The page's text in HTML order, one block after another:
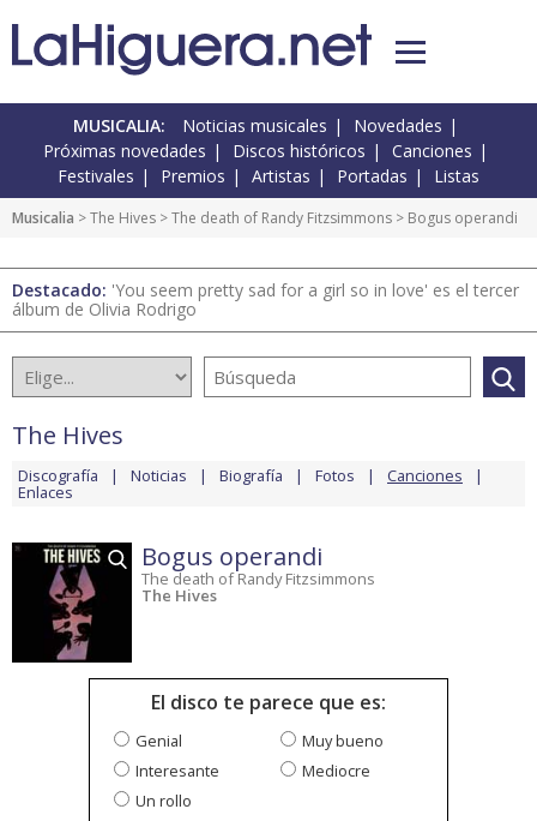
MUSICALIA: Noticias musicales
Novedades
Próximas novedades
Discos históricos
Canciones
Festivales
Premios Artistas Portadas Listas
Musicalia >The Hives >The death of Randy Fitzsimmons > Bogus operandi
Destacado: 'You seem pretty sad for a girl so in love' es el tercer
álbum de Olivia Rodrigo
The Hives
Discografía Noticias Biografía Fotos Canciones
Enlaces
Bogus operandi
The death of Randy Fitzsimmons
The Hives
El disco te parece que es:
Genial
Muy bueno
Interesante
Mediocre
Un rollo